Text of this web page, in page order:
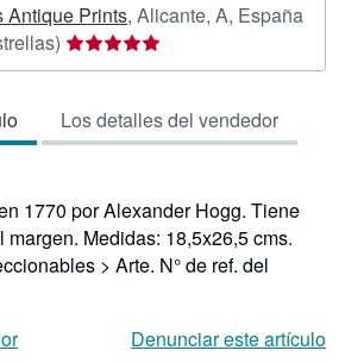
Antique Prints, Alicante, A, España
Calificación
del
5
de
estrellas
Los detalles del vendedor
1770 por Alexander Hogg. Tiene
Medidas: 18,5x26,5 cms.
> Arte. N° de ref. del
Denunciar este artículo